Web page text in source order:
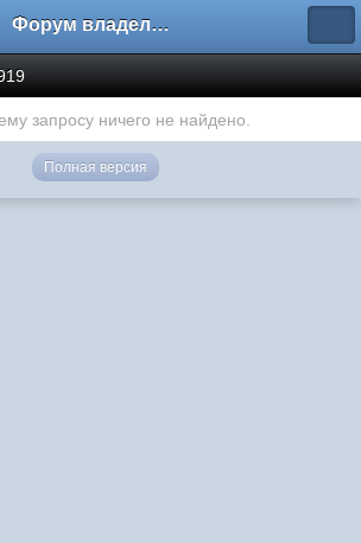
Форум владельцев интернет-магазинов
запросу ничего не найдено.
Полная версия